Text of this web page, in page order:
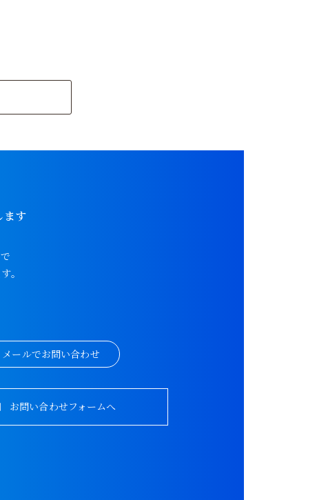
ます
。
メールでお問い合わせ
お問い合わせフォームへ